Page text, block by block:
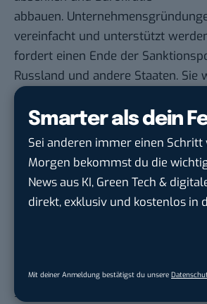
Smarter als dein
Sei anderen immer einen Schritt
Morgen bekommst du die
News aus KI, Green Tech &
direkt, exklusiv und kostenlos in
Mit deiner Anmeldung bestätigst du unsere
abbauen.
vereinfacht und unterstützt
fordert einen Ende der
Russland und andere Staaten. Sie
uneingeschränkten Handel mit
ermöglichen.
Die AfD lehnt Maßnahmen im
Klimawandel nicht nur ab, sie
Prozent der Wissenschaft, indem
Ein Tempolimit auf Autobahnen
zurückkehren, die aus ihrer Sicht
sichere und stabile